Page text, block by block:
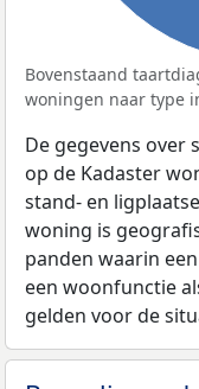
Bovenstaand
woningen naar type
De gegevens over
op de Kadaster
stand- en
woning is
panden waarin
een woonfunctie
gelden voor de